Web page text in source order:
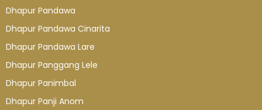
Dhapur Pandawa
Dhapur Pandawa Cinarita
Dhapur Pandawa Lare
Dhapur Panggang Lele
Dhapur Panimbal
Dhapur Panji Anom